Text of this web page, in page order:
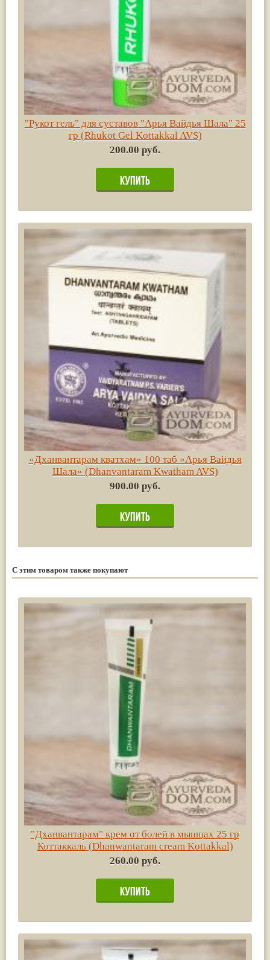
"Рукот гель" для суставов "Арья Вайдья Шала" 25
гр (Rhukot Gel Kottakkal AVS)
200.00 руб.
«Дханвантарам кватхам» 100 таб «Арья Вайдья
Шала» (Dhanvantaram Kwatham AVS)
900.00 руб.
С этим товаром также покупают
"Дханвантарам" крем от болей в мышцах 25 гр
Коттаккаль (Dhanwantaram cream Kottakkal)
260.00 руб.